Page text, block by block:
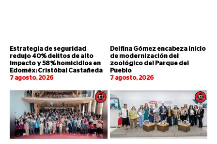
Estrategia de seguridad
redujo 40% delitos de alto
impacto y 58% homicidios en
Edoméx: Cristóbal Castañeda
7 agosto, 2026
Delfina Gómez encabeza inicio
de modernización del
zoológico del Parque del
Pueblo
7 agosto, 2026